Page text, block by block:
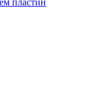
пластин